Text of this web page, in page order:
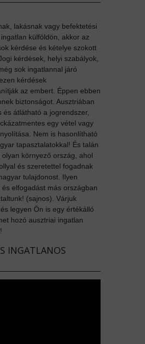
lakásnak vagy befektetési
külföldön, akkor az
kérdése és kételye szokott
kérdések, helyi szabályok,
sok ingatlannal járó
kérdések
az embert. Éppen ebben
biztonságot. Ausztriában
és átlátható a jogrendszer,
egy vétel vagy
Nem is hasonlítható
tapasztalatokkal! És talán
környező ország, ahol
és szeretettel fogadnak
tulajdonost. Ilyen
és elfogadást más országban
(sajnos). Várjuk
legyen Ön is egy értékálló
hozó ausztriai ingatlan
INGATLANOS